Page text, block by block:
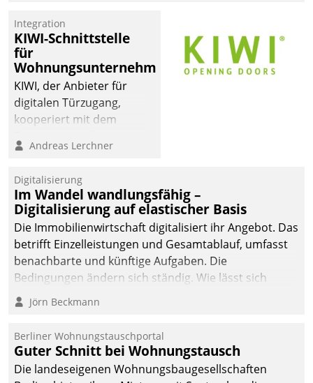
Integration
KIWI-Schnittstelle
für
Wohnungsunternehmen
KIWI, der Anbieter für
digitalen Türzugang,
kooperiert mit dem
Softwareentwicklungshaus
Andreas Lerchner
Digitalisierung
Im Wandel wandlungsfähig –
Digitalisierung auf elastischer Basis
Die Immobilienwirtschaft digitalisiert ihr Angebot. Das
betrifft Einzelleistungen und Gesamtablauf, umfasst
benachbarte und künftige Aufgaben. Die
Bedingungen ändern sich ständig. Wie lässt sich
technisch die Kontrolle wahren und zugleich Freiraum
fürs Wachsen öffnen?
Jörn Beckmann
Berliner Wohnungstauschportal
Guter Schnitt bei Wohnungstausch
Die landeseigenen Wohnungsbaugesellschaften